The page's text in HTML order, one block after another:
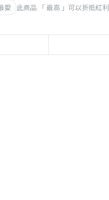
愛 此商品 「 最高 」可以折抵紅利